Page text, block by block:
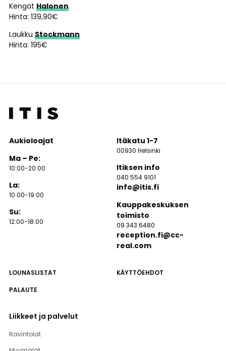
Kengät Halonen
Hinta: 139,90€
Laukku Stockmann
Hinta: 195€
LOUNASLISTAT
KÄYTTÖEHDOT
PALAUTE
Liikkeet ja palvelut
Ravintolat
Aukioloajat
Ma – Pe:
10:00-20:00
La:
10:00-19:00
Su:
12:00-18:00
Itäkatu 1-7
00930 Helsinki
Itiksen info
040 554 9101
info@itis.fi
Kauppakeskuksen
toimisto
09 343 6480
reception.fi@cc-
real.com